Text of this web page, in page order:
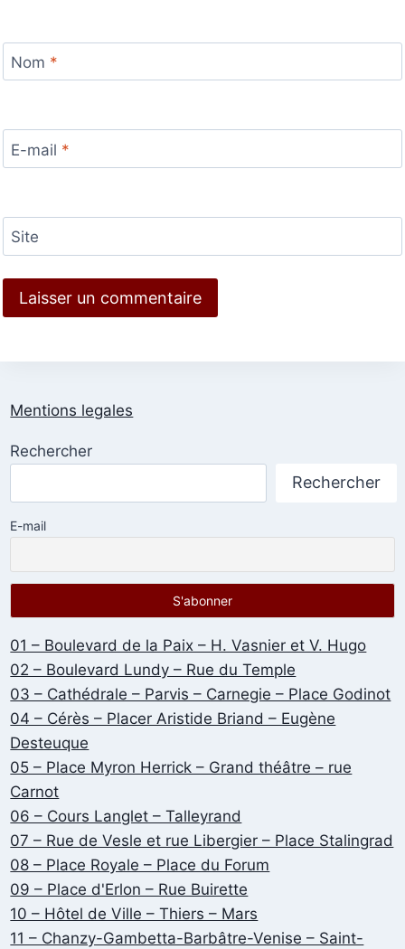
Nom *
E-mail *
Site
Mentions legales
Rechercher
Rechercher
E-mail
01 – Boulevard de la Paix – H. Vasnier et V. Hugo
02 – Boulevard Lundy – Rue du Temple
03 – Cathédrale – Parvis – Carnegie – Place Godinot
04 – Cérès – Placer Aristide Briand – Eugène
Desteuque
05 – Place Myron Herrick – Grand théâtre – rue
Carnot
06 – Cours Langlet – Talleyrand
07 – Rue de Vesle et rue Libergier – Place Stalingrad
08 – Place Royale – Place du Forum
09 – Place d'Erlon – Rue Buirette
10 – Hôtel de Ville – Thiers – Mars
11 – Chanzy-Gambetta-Barbâtre-Venise – Saint-